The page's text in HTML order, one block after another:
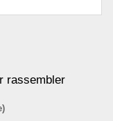
rassembler